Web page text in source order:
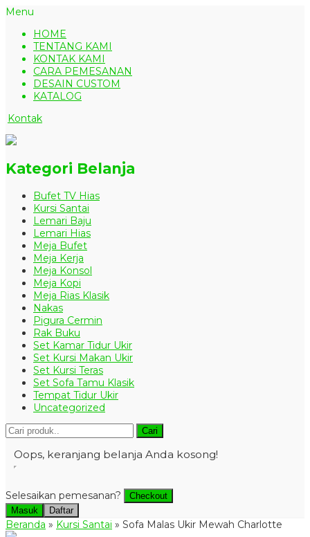
Menu
HOME
TENTANG KAMI
KONTAK KAMI
CARA PEMESANAN
DESAIN CUSTOM
KATALOG
Kontak
Kategori Belanja
Bufet TV Hias
Kursi Santai
Lemari Baju
Lemari Hias
Meja Bufet
Meja Kerja
Meja Konsol
Meja Kopi
Meja Rias Klasik
Nakas
Pigura Cermin
Rak Buku
Set Kamar Tidur Ukir
Set Kursi Makan Ukir
Set Kursi Teras
Set Sofa Tamu Klasik
Tempat Tidur Ukir
Uncategorized
Cari
Oops, keranjang belanja Anda kosong!
Selesaikan pemesanan?
Checkout
Masuk
Daftar
Beranda » Kursi Santai » Sofa Malas Ukir Mewah Charlotte